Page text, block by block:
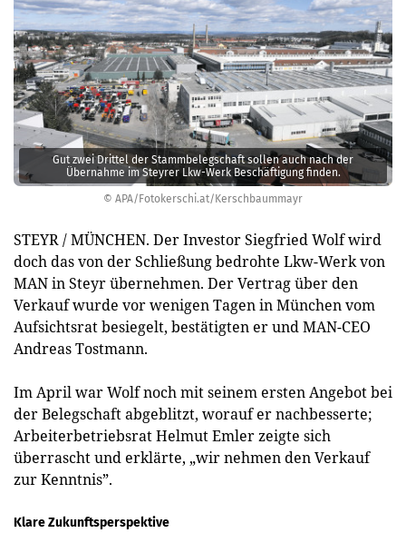
© APA/Fotokerschi.at/Kerschbaummayr
Gut zwei Drittel der Stammbelegschaft sollen auch nach der
Übernahme im Steyrer Lkw-Werk Beschäftigung finden.
STEYR / MÜNCHEN. Der Investor Siegfried Wolf wird
doch das von der Schließung bedrohte Lkw-Werk von
MAN in Steyr übernehmen. Der Vertrag über den
Verkauf wurde vor wenigen Tagen in München vom
Aufsichtsrat besiegelt, bestätigten er und MAN-CEO
Andreas Tostmann.
Im April war Wolf noch mit seinem ersten Angebot bei
der Belegschaft abgeblitzt, worauf er nachbesserte;
Arbeiterbetriebsrat Helmut Emler zeigte sich
überrascht und erklärte, „wir nehmen den Verkauf
zur Kenntnis”.
Klare Zukunftsperspektive